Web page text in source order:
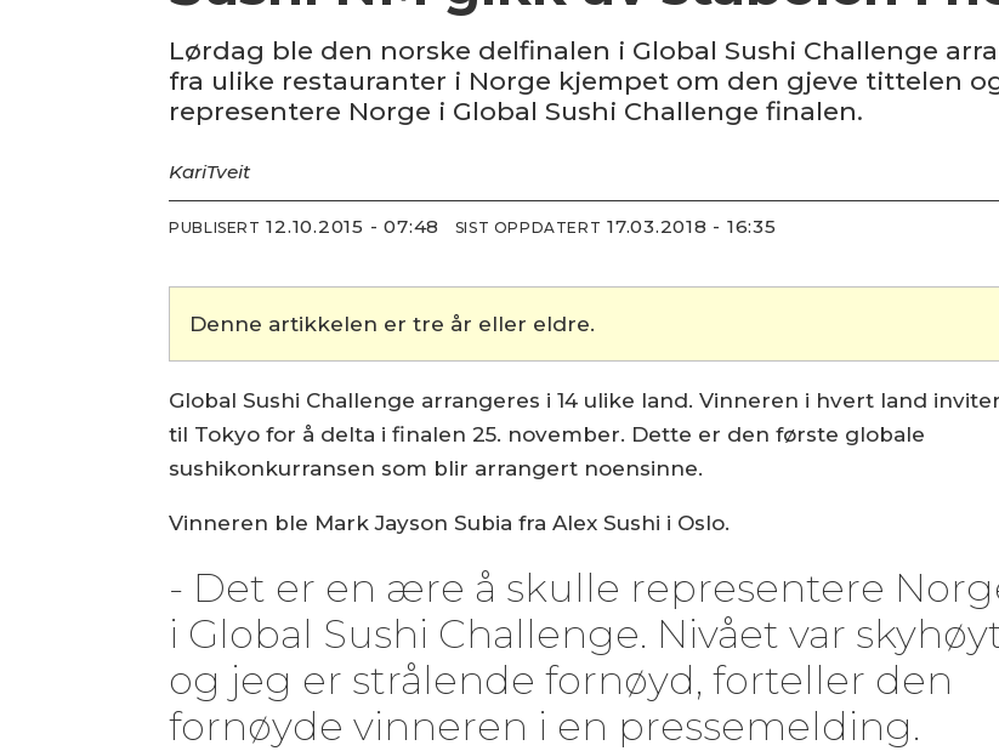
Lørdag ble den norske delfinalen i Global Sushi Challenge
fra ulike restauranter i Norge kjempet om den gjeve tittelen
representere Norge i Global Sushi Challenge finalen.
KariTveit
PUBLISERT 12.10.2015 - 07:48 SIST OPPDATERT 17.03.2018 - 16:35
Denne artikkelen er tre år eller eldre.
Global Sushi Challenge arrangeres i 14 ulike land. Vinneren i hvert land
til Tokyo for å delta i finalen 25. november. Dette er den første globale
sushikonkurransen som blir arrangert noensinne.
Vinneren ble Mark Jayson Subia fra Alex Sushi i Oslo.
- Det er en ære å skulle representere
i Global Sushi Challenge. Nivået var
og jeg er strålende fornøyd, forteller den
fornøyde vinneren i en pressemelding.